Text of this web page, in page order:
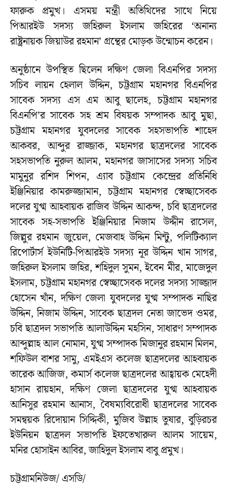
ফারুক প্রমুখ। এসময় মন্ত্রী অতিথিদের সাথে নিয়ে
পিআরইউ সদস্য জহিরুল ইসলাম জহিরের ‘অনান্য
রাষ্ট্রনায়ক জিয়াউর রহমান’ গ্রন্থের মোড়ক উন্মোচন করেন।
অনুষ্ঠানে উপস্থিত ছিলেন দক্ষিণ জেলা বিএনপির সদস্য
সচিব লায়ন হেলাল উদ্দিন, চট্টগ্রাম মহানগর বিএনপির
সাবেক সদস্য এস এম আবু ছালেহ, চট্টগ্রাম মহানগর
বিএনপি’র সাবেক সহ শ্রম বিষয়ক সম্পাদক আবু মুছা,
চট্টগ্রাম মহানগর যুবদলের সাবেক সহসভাপতি শাহেদ
আকবর, আব্দুর রাজ্জাক, মহানগর ছাত্রদলের সাবেক
সহসভাপতি নুরুল আলম, মহানগর জাসাসের সদস্য সচিব
মামুনুর রশিদ শিপন, এ্যাব চট্টগ্রাম কেন্দ্রের প্রতিনিধি
ইঞ্জিনিয়ার কামরুজ্জামান, চট্টগ্রাম মহানগর স্বেচ্ছাসেবক
দলের যুগ্ম আহবায়ক রাজিব উদ্দিন আকন্দ, চবি ছাত্রদলের
সাবেক সহ-সভাপতি ইঞ্জিনিয়ার নিজাম উদ্দীন রাসেল,
জিল্লুর রহমান জুয়েল, মেজবাহ উদ্দিন মিন্টু, পলিটিক্যাল
রিপোর্টার্স ইউনিটি-পিআরইউ সদস্য নূর উদ্দিন খান সাগর,
জহিরুল ইসলাম জহির, শহিদুল সুমন, ইবেন মীর, মাজেদুল
ইসলাম, চট্টগ্রাম মহানগর স্বেচ্ছাসেবক দলের সদস্য সাজ্জাদ
হোসেন খাঁন, দক্ষিণ জেলা যুবদলের যুগ্ম সম্পাদক নাছির
উদ্দিন, নিজাম উদ্দিন, সাবেক ছাত্রদল নেতা জাভেদ ওমর,
চবি ছাত্রদল সভাপতি আলাউদ্দিন মহসিন, সাধারণ সম্পাদক
আব্দুল্লাহ আল নোমান, যুগ্ম সম্পাদক মিজানুর রহমান মিলন,
শফিউল বাশর সামু, এমইএস কলেজ ছাত্রদলের আহবায়ক
তারেক আজিজ, কমার্স কলেজ ছাত্রদলের আহ্বায়ক মেহেদী
হাসান রায়হান, দক্ষিণ জেলা ছাত্রদলের যুগ্ম আহবায়ক
আনিসুর রহমান আনাস, বৈষম্যবিরোধী ছাত্রদলের সাবেক
সমন্বয়ক রিদোয়ান সিদ্দিকী, মুজিব উল্লাহ তুষার, বুড়িরচর
ইউনিয়ন ছাত্রদল সভাপতি ইফতেখারুল আলম সায়েম,
মনির হোসাইন আবির, জাহিদুল ইসলাম বাবু প্রমুখ।
চট্টগ্রামনিউজ/ এসডি/